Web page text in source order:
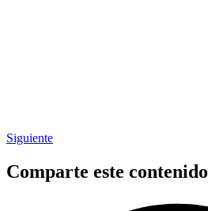
Siguiente
Comparte este contenido